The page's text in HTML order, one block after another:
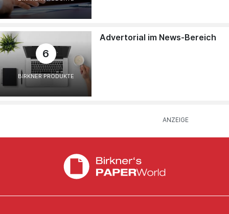
6
BIRKNER PRODUKTE
Advertorial im News-Bereich